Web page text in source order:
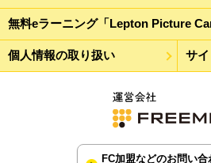
無料eラーニング「Lepton Picture
個人情報の取り扱い サ
FC加盟などのお問い